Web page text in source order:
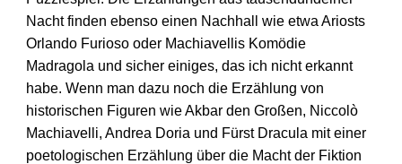
Nacht finden ebenso einen Nachhall wie etwa Ariosts
Orlando Furioso oder Machiavellis Komödie
Madragola und sicher einiges, das ich nicht erkannt
habe. Wenn man dazu noch die Erzählung von
historischen Figuren wie Akbar den Großen, Niccolò
Machiavelli, Andrea Doria und Fürst Dracula mit einer
poetologischen Erzählung über die Macht der Fiktion